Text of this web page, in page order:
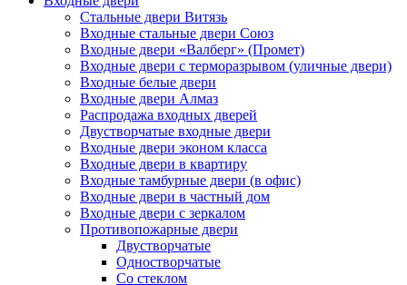
Стальные двери Витязь
Входные стальные двери Союз
Входные двери «Валберг» (Промет)
Входные двери с терморазрывом (уличные двери)
Входные белые двери
Входные двери Алмаз
Распродажа входных дверей
Двустворчатые входные двери
Входные двери эконом класса
Входные двери в квартиру
Входные тамбурные двери (в офис)
Входные двери в частный дом
Входные двери с зеркалом
Противопожарные двери
Двустворчатые
Одностворчатые
Со стеклом